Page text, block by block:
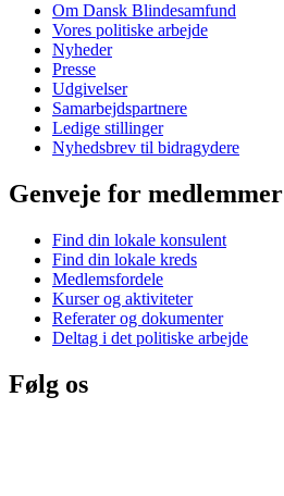
Om Dansk Blindesamfund
Vores politiske arbejde
Nyheder
Presse
Udgivelser
Samarbejdspartnere
Ledige stillinger
Nyhedsbrev til bidragydere
Genveje for medlemmer
Find din lokale konsulent
Find din lokale kreds
Medlemsfordele
Kurser og aktiviteter
Referater og dokumenter
Deltag i det politiske arbejde
Følg os